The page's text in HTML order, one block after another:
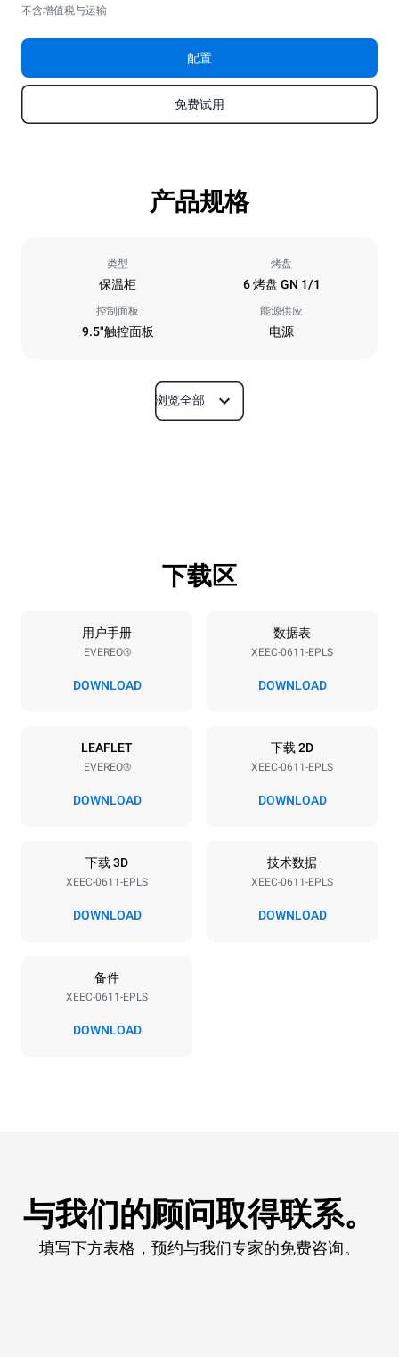
不含增值税与运输
配置
免费试用
产品规格
类型
保温柜
烤盘
6 烤盘 GN 1/1
控制面板
9.5"触控面板
能源供应
电源
尺寸
烤盘规格
6 GN 1/1
烤盘间距
220-240V 1N~ 2,9 kW
浏览全部
下载区
用户手册
EVEREO®
DOWNLOAD
数据表
XEEC-0611-EPLS
DOWNLOAD
LEAFLET
EVEREO®
DOWNLOAD
下载 2D
XEEC-0611-EPLS
DOWNLOAD
下载 3D
XEEC-0611-EPLS
DOWNLOAD
技术数据
XEEC-0611-EPLS
DOWNLOAD
备件
XEEC-0611-EPLS
DOWNLOAD
与我们的顾问取得联系。
填写下方表格，预约与我们专家的免费咨询。